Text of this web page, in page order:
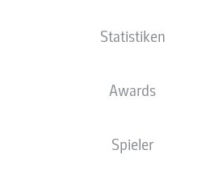
Statistiken
Awards
Spieler